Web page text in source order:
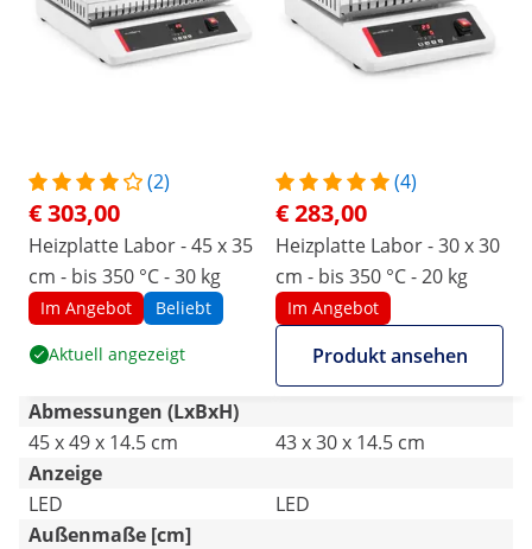
(2)
€ 303,00
Heizplatte Labor - 45 x 35
cm - bis 350 °C - 30 kg
Im Angebot Beliebt
Aktuell angezeigt
(4)
€ 283,00
Heizplatte Labor - 30 x 30
cm - bis 350 °C - 20 kg
Im Angebot
Produkt ansehen
Abmessungen (LxBxH)
45 x 49 x 14.5 cm
43 x 30 x 14.5 cm
Anzeige
LED
LED
Außenmaße [cm]